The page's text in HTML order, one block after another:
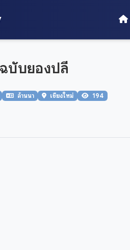
บับยองปลี
ล้านนา เชียงใหม่ 194